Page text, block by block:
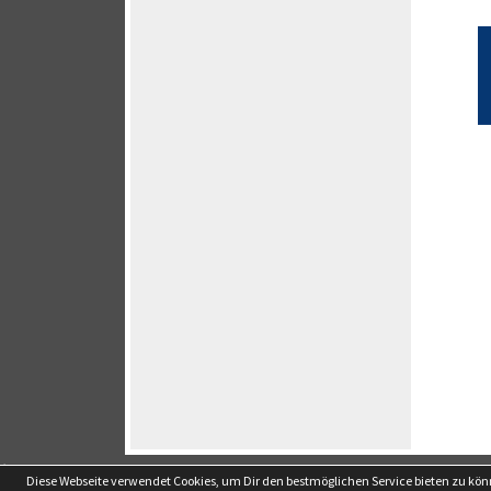
soccero.de
Diese Webseite verwendet Cookies, um Dir den bestmöglichen Service bieten zu